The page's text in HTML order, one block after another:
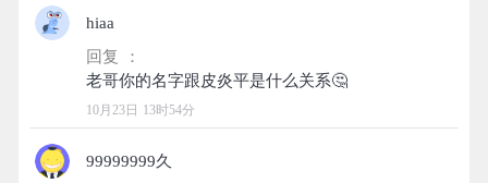
hiaa
回复 ：
10月23日 13时54分
99999999久